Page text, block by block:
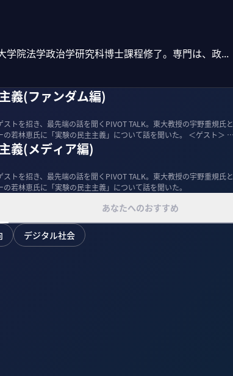
院法学政治学研究科博士課程修了。専門は、政...
義(ファンダム編)
トを招き、最先端の話を聞くPIVOT TALK。東大教授の宇野重規氏と
恵氏に「実験の民主主義」について話を聞いた。 ＜ゲスト＞ 宇
義(メディア編)
トを招き、最先端の話を聞くPIVOT TALK。東大教授の宇野重規氏と
若林恵氏に「実験の民主主義」について話を聞いた。
あなたへのおすすめ
デジタル社会